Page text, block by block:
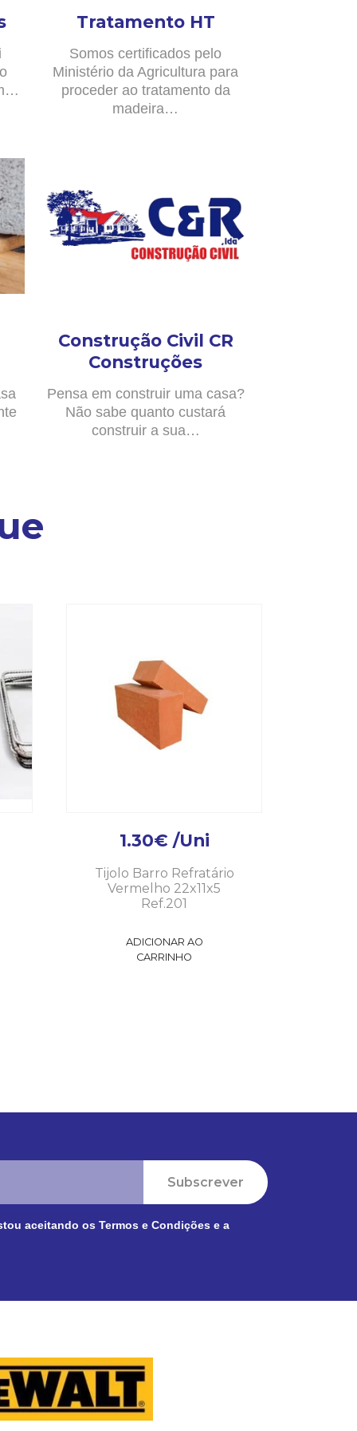
Tratamento HT
Somos certificados pelo
Ministério da Agricultura para
proceder ao tratamento da
madeira…
Construção Civil CR
Construções
Pensa em construir uma casa?
Não sabe quanto custará
construir a sua…
1.30€ /Uni
Tijolo Barro Refratário
Vermelho 22x11x5
Ref.201
ADICIONAR AO
CARRINHO
Subscrever
aceitando os Termos e Condições e a